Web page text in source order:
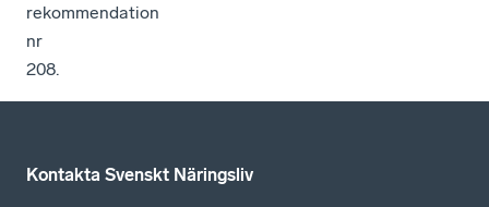
rekommendation
nr
208.
Kontakta Svenskt Näringsliv